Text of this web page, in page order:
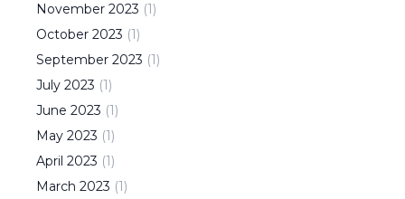
November 2023 (1)
October 2023 (1)
September 2023 (1)
July 2023 (1)
June 2023 (1)
May 2023 (1)
April 2023 (1)
March 2023 (1)